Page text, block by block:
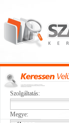
Szolgáltatás:
Megye: